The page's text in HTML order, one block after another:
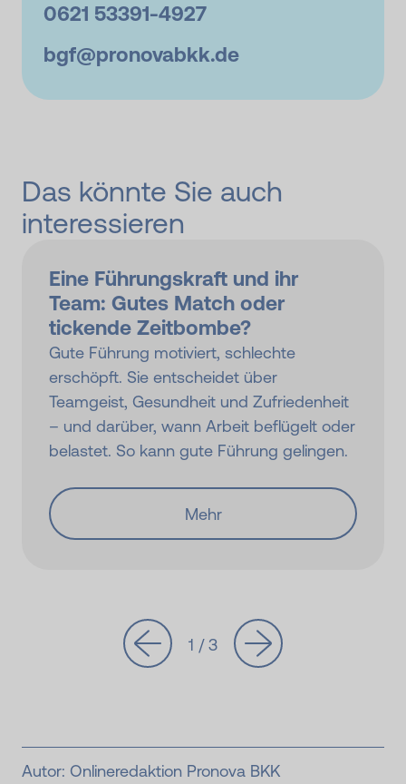
0621 53391-4927
bgf@pronovabkk.de
Das könnte Sie auch
interessieren
Eine Führungskraft und ihr
Team: Gutes Match oder
tickende Zeitbombe?
Gute Führung motiviert, schlechte
erschöpft. Sie entscheidet über
Teamgeist, Gesundheit und Zufriedenheit
– und darüber, wann Arbeit beflügelt oder
belastet. So kann gute Führung gelingen.
Mehr
1 / 3
Autor: Onlineredaktion Pronova BKK